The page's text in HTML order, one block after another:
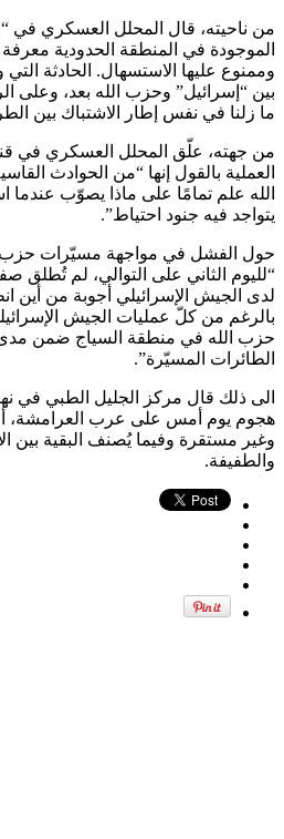
الموجودة في المنطقة الحدودية
وممنوع عليها الاستسهال. الحادثة
بين “إسرائيل” وحزب الله بعد، وعلى
ما زلنا في نفس إطار الاشتباك بين
من جهته، علّق المحلل العسكري في
العملية بالقول إنها “من الحوادث
الله علم تمامًا على ماذا يصوّب عندما
يتواجد فيه جنود احتياط”.
حول الفشل في مواجهة مسيّرات حزب
“لليوم الثاني على التوالي، لم تُطلق
لدى الجيش الإسرائيلي أجوبة من أين
بالرغم من كلّ عمليات الجيش
الطائرات المسيّرة”.
هجوم يوم أمس على عرب العرامشة،
وغير مستقرة وفيما يُصنف البقية بين
والطفيفة.